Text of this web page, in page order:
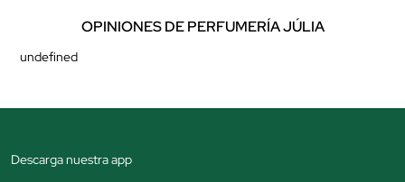
OPINIONES DE PERFUMERÍA JÚLIA
undefined
Descarga nuestra app